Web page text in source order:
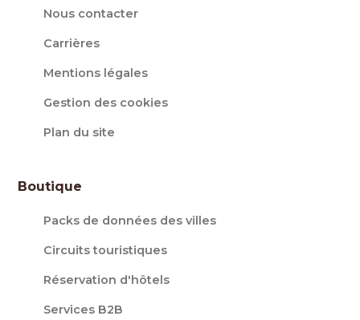
Nous contacter
Carrières
Mentions légales
Gestion des cookies
Plan du site
Boutique
Packs de données des villes
Circuits touristiques
Réservation d'hôtels
Services B2B